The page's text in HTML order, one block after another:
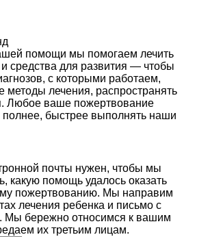
помощи мы помогаем лечить
средства для развития — чтобы
с которыми работаем,
методы лечения, распространять
Любое ваше пожертвование
быстрее выполнять наши
почты нужен, чтобы мы
какую помощь удалось оказать
пожертвованию. Мы направим
лечения ребенка и письмо с
Мы бережно относимся к вашим
их третьим лицам.